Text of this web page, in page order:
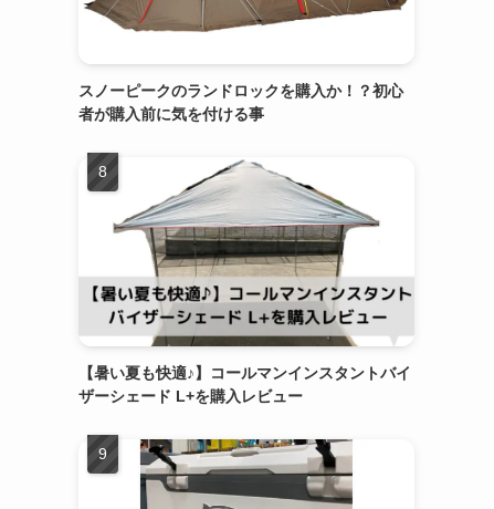
スノーピークのランドロックを購入か！？初心
者が購入前に気を付ける事
【暑い夏も快適♪】コールマンインスタントバイ
ザーシェード L+を購入レビュー